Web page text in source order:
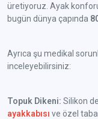
üretiyoruz. Ayak
bugün dünya çapında
Ayrıca şu medikal
inceleyebilirsiniz:
Topuk Dikeni: Silikon
ayakkabısı ve özel